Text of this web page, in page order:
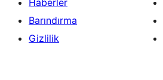
Haberler
Barındırma
Gizlilik